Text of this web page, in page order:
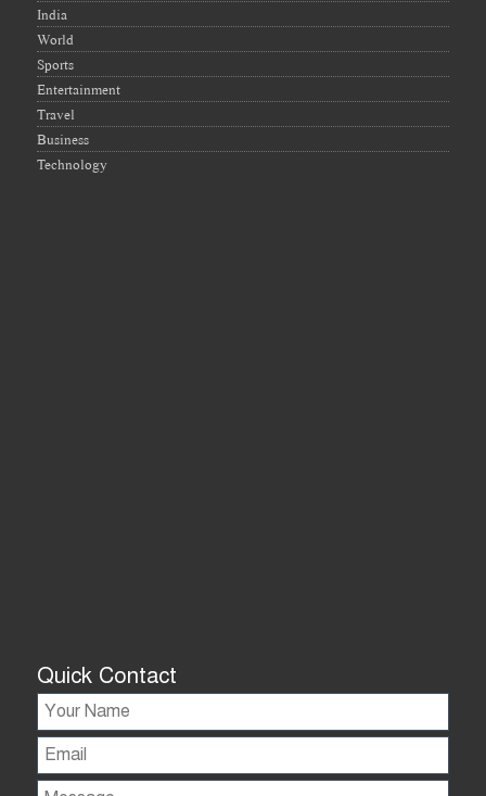
India
World
Sports
Entertainment
Travel
Business
Technology
Quick Contact